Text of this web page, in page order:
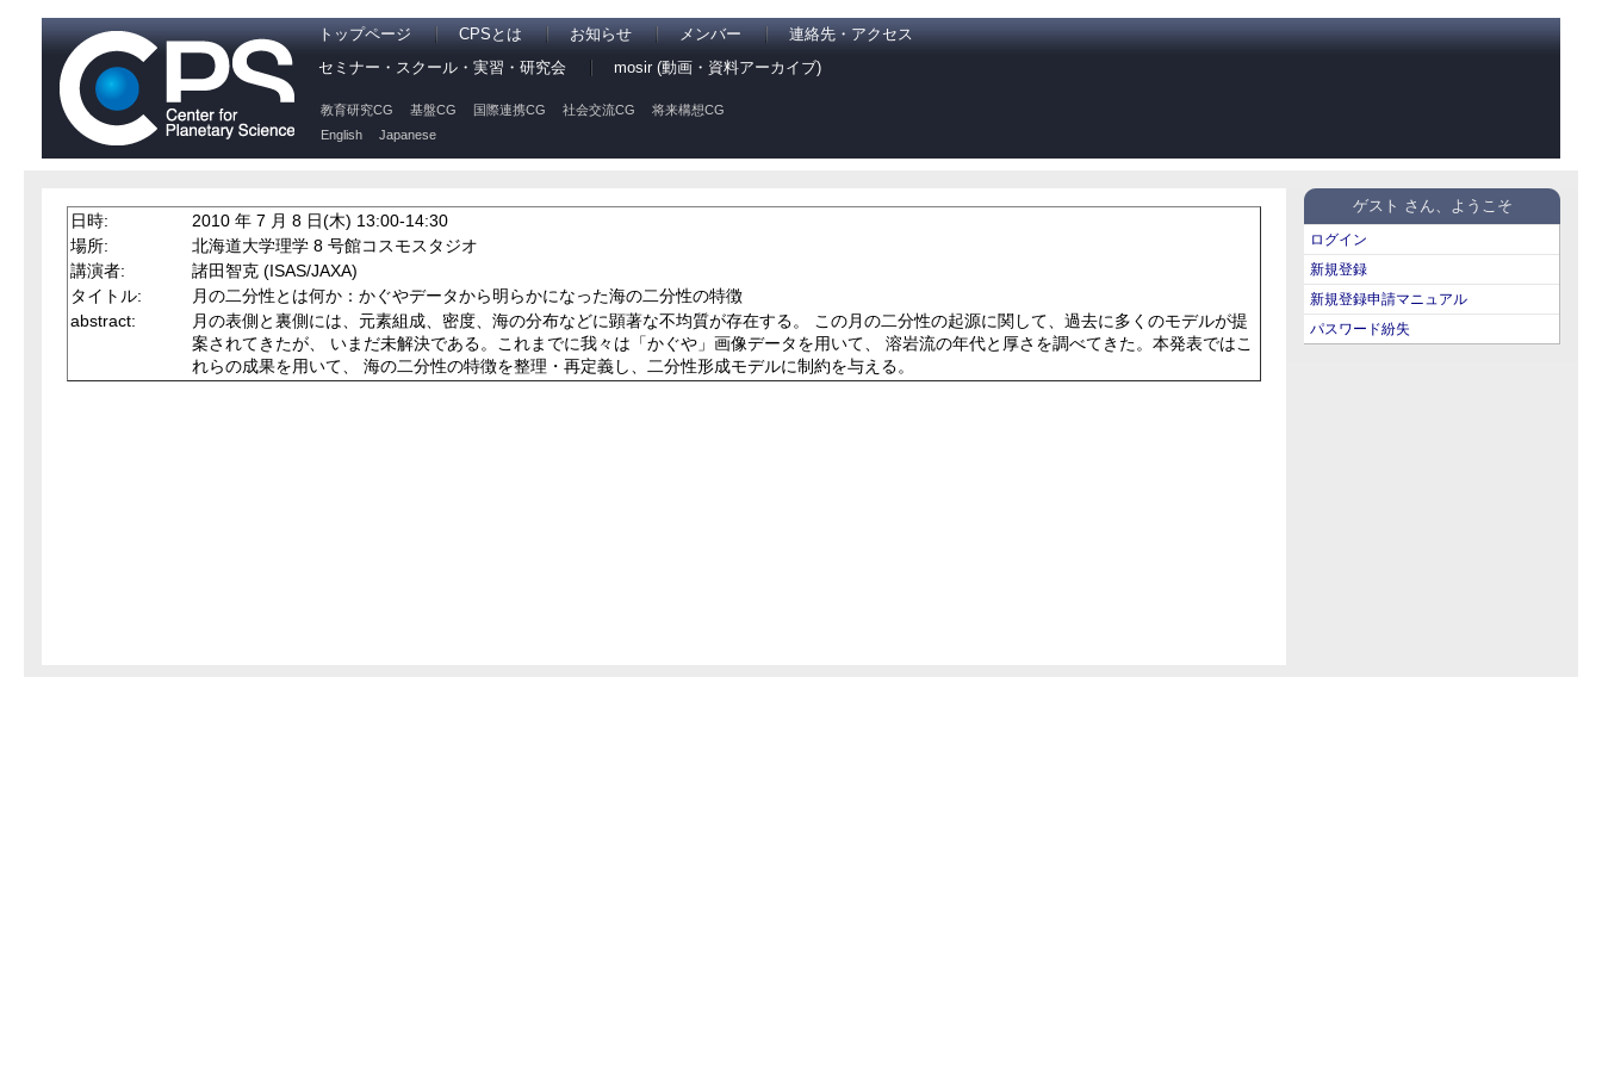
トップページ CPSとは お知らせ メンバー
連絡先・アクセス
セミナー・スクール・実習・研究会
mosir (動画・資料アーカイブ)
教育研究CG 基盤CG 国際連携CG 社会交流CG
将来構想CG
English
Japanese
ゲスト さん、ようこそ
ログイン
新規登録
新規登録申請マニュアル
パスワード紛失
日時:
2010 年 7 月 8 日(木) 13:00-14:30
場所:
北海道大学理学 8 号館コスモスタジオ
講演者:
諸田智克 (ISAS/JAXA)
タイトル:
月の二分性とは何か：かぐやデータから明らかになった海の二分性の特徴
abstract:
月の表側と裏側には、元素組成、密度、海の分布などに顕著な不均質が存在する。 この月の二分性の起源に関して、過去に多くのモデルが提
案されてきたが、 いまだ未解決である。これまでに我々は「かぐや」画像データを用いて、 溶岩流の年代と厚さを調べてきた。本発表ではこ
れらの成果を用いて、 海の二分性の特徴を整理・再定義し、二分性形成モデルに制約を与える。